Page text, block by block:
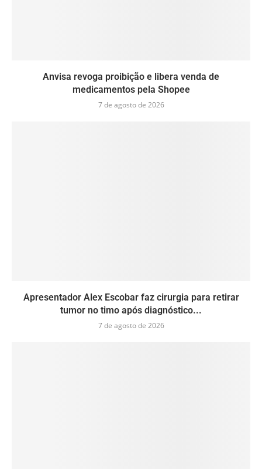
Anvisa revoga proibição e libera venda de
medicamentos pela Shopee
7 de agosto de 2026
Apresentador Alex Escobar faz cirurgia para retirar
tumor no timo após diagnóstico...
7 de agosto de 2026